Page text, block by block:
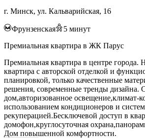
г. Минск, ул. Кальварийская, 16
Фрунзенская 5 минут
Премиальная квартира в ЖК Парус
Премиальная квартира в центре города.
квартира с авторской отделкой и
планировкой, только качественные
решения, современные тренды дизайна.
дом,авторизованное освещение,климат-
использованием кондиционеров и
рекуперацией.Бесключевой доступ в
домофон,круглосуточная
Дом повышенной комфортности.